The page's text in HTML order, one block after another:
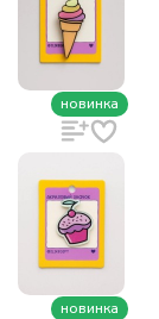
новинка
новинка